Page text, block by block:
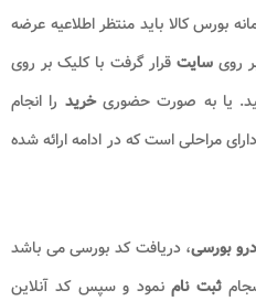
بورس کالا باید منتظر اطلاعیه عرضه
رویسایتقرار گرفت با کلیک بر روی
یا به صورت حضوریخرید را انجام
مراحلی است که در ادامه ارائه شده
بورسی، دریافت کد بورسی می باشد
ثبت نامنمود و سپس کد آنلاین